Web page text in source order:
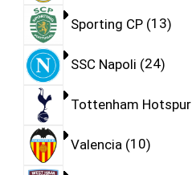
Sporting CP 13
SSC Napoli 24
Tottenham Hotspur
Valencia 10